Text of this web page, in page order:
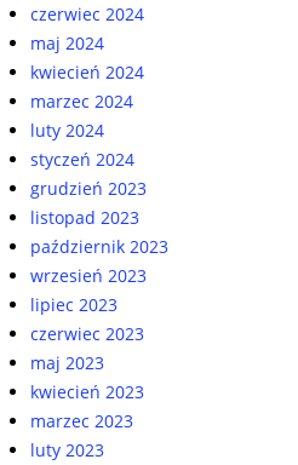
czerwiec 2024
maj 2024
kwiecień 2024
marzec 2024
luty 2024
styczeń 2024
grudzień 2023
listopad 2023
październik 2023
wrzesień 2023
lipiec 2023
czerwiec 2023
maj 2023
kwiecień 2023
marzec 2023
luty 2023